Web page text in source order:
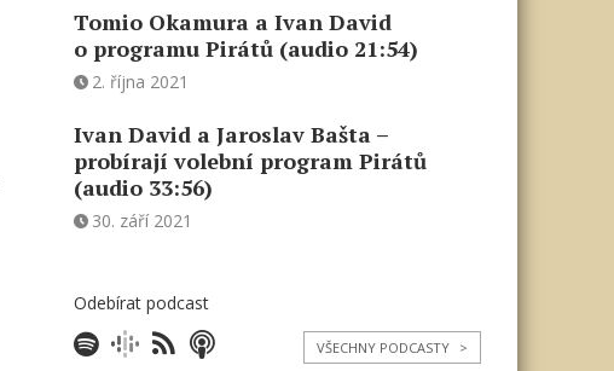
Tomio Okamura a Ivan David
o programu Pirátů (audio 21:54)
2. října 2021
Ivan David a Jaroslav Bašta –
probírají volební program Pirátů
(audio 33:56)
30. září 2021
Odebírat podcast
VŠECHNY PODCASTY >